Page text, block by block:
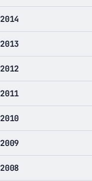
2014
2013
2012
2011
2010
2009
2008